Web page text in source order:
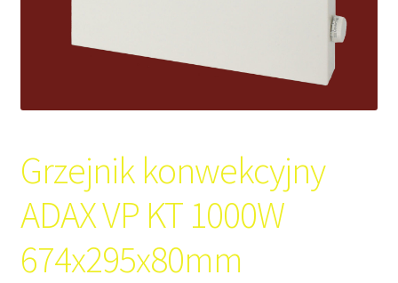
Grzejnik konwekcyjny
ADAX VP KT 1000W
674x295x80mm